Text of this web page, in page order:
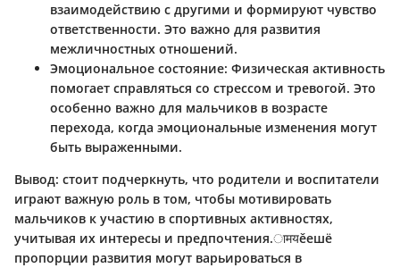
взаимодействию с другими и формируют чувство
ответственности. Это важно для развития
межличностных отношений.
Эмоциональное состояние: Физическая активность
помогает справляться со стрессом и тревогой. Это
особенно важно для мальчиков в возрасте
перехода, когда эмоциональные изменения могут
быть выраженными.
Вывод: стоит подчеркнуть, что родители и воспитатели
играют важную роль в том, чтобы мотивировать
мальчиков к участию в спортивных активностях,
учитывая их интересы и предпочтения.ामयěешë
пропорции развития могут варьироваться в